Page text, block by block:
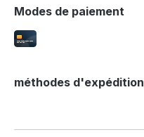
Modes de paiement
méthodes d'expédition